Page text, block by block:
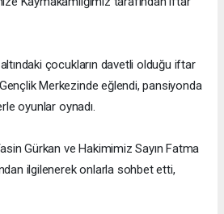
çocukların davetli olduğu iftar
Merkezinde eğlendi, pansiyonda
oyunlar oynadı.
Gürkan ve Hakimimiz Sayın Fatma
ilgilenerek onlarla sohbet etti,